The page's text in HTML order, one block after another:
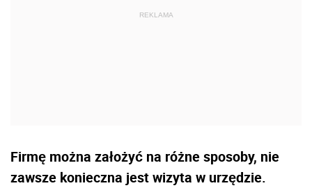
Firmę można założyć na różne sposoby, nie
zawsze konieczna jest wizyta w urzędzie.